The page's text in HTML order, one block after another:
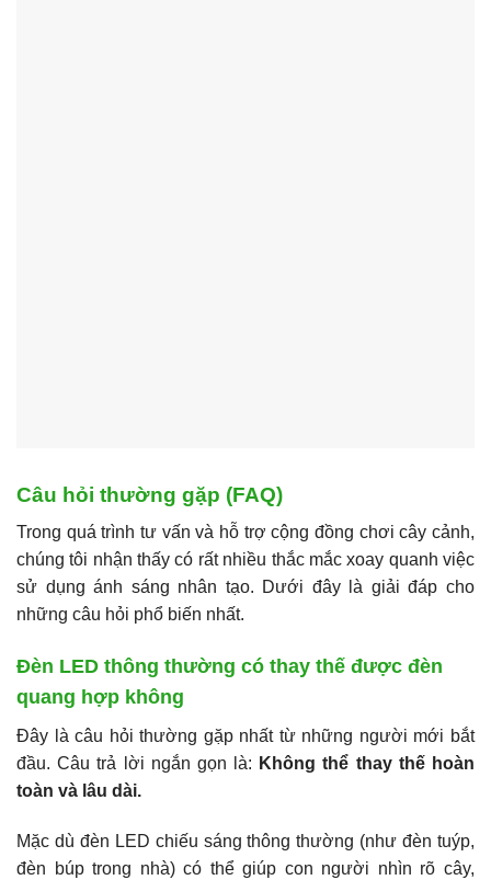
Câu hỏi thường gặp (FAQ)
Trong quá trình tư vấn và hỗ trợ cộng đồng chơi cây cảnh,
chúng tôi nhận thấy có rất nhiều thắc mắc xoay quanh việc
sử dụng ánh sáng nhân tạo. Dưới đây là giải đáp cho
những câu hỏi phổ biến nhất.
Đèn LED thông thường có thay thế được đèn
quang hợp không
Đây là câu hỏi thường gặp nhất từ những người mới bắt
đầu. Câu trả lời ngắn gọn là: Không thể thay thế hoàn
toàn và lâu dài.
Mặc dù đèn LED chiếu sáng thông thường (như đèn tuýp,
đèn búp trong nhà) có thể giúp con người nhìn rõ cây,